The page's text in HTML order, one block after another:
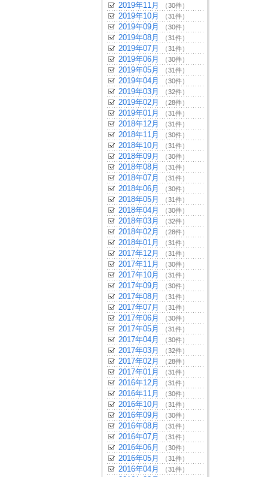
2019年11月 （30件）
2019年10月 （31件）
2019年09月 （30件）
2019年08月 （31件）
2019年07月 （31件）
2019年06月 （30件）
2019年05月 （31件）
2019年04月 （30件）
2019年03月 （32件）
2019年02月 （28件）
2019年01月 （31件）
2018年12月 （31件）
2018年11月 （30件）
2018年10月 （31件）
2018年09月 （30件）
2018年08月 （31件）
2018年07月 （31件）
2018年06月 （30件）
2018年05月 （31件）
2018年04月 （30件）
2018年03月 （32件）
2018年02月 （28件）
2018年01月 （31件）
2017年12月 （31件）
2017年11月 （30件）
2017年10月 （31件）
2017年09月 （30件）
2017年08月 （31件）
2017年07月 （31件）
2017年06月 （30件）
2017年05月 （31件）
2017年04月 （30件）
2017年03月 （32件）
2017年02月 （28件）
2017年01月 （31件）
2016年12月 （31件）
2016年11月 （30件）
2016年10月 （31件）
2016年09月 （30件）
2016年08月 （31件）
2016年07月 （31件）
2016年06月 （30件）
2016年05月 （31件）
2016年04月 （31件）